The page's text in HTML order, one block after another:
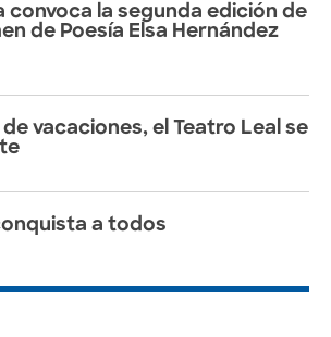
convoca la segunda edición de
de Poesía Elsa Hernández
vacaciones, el Teatro Leal se
a todos